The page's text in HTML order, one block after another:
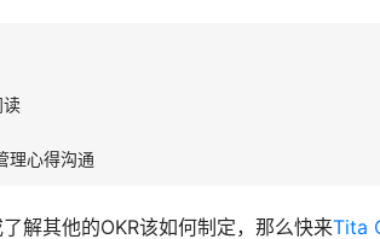
读
理心得沟通
解其他的OKR该如何制定，那么快来Tita